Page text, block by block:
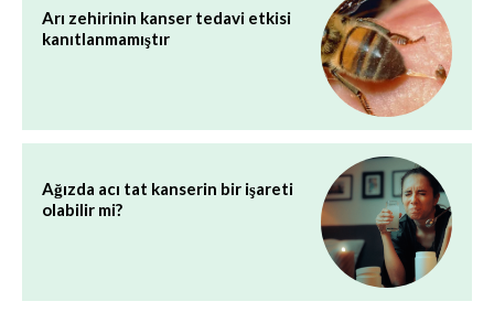
Arı zehirinin kanser tedavi etkisi
kanıtlanmamıştır
Ağızda acı tat kanserin bir işareti
olabilir mi?